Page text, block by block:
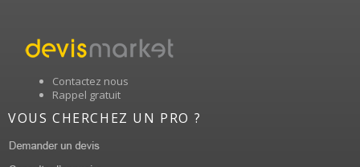
Contactez nous
Rappel gratuit
VOUS CHERCHEZ UN PRO ?